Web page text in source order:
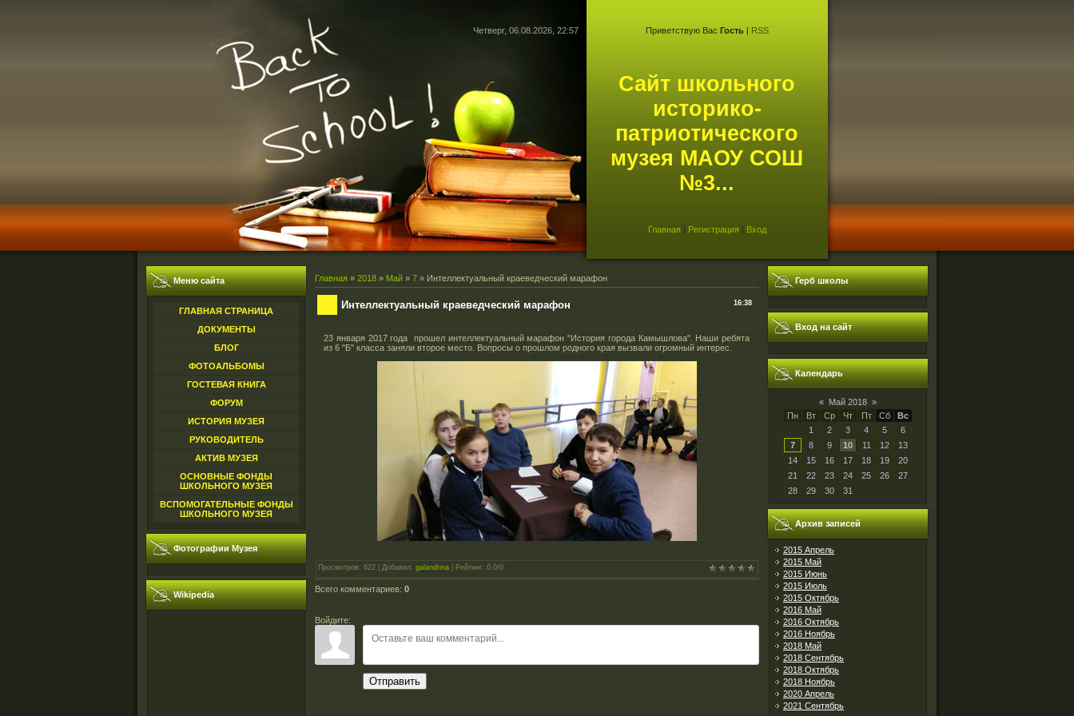
Четверг, 06.08.2026, 22:57 Приветствую Вас Гость| RSS
Сайт школьного
историко-
патриотического
музея МАОУ СОШ
№3...
Главная | Регистрация | Вход
Меню сайта
ГЛАВНАЯ СТРАНИЦА
ДОКУМЕНТЫ
БЛОГ
ФОТОАЛЬБОМЫ
ГОСТЕВАЯ КНИГА
ФОРУМ
ИСТОРИЯ МУЗЕЯ
РУКОВОДИТЕЛЬ
АКТИВ МУЗЕЯ
ОСНОВНЫЕ ФОНДЫ
ШКОЛЬНОГО МУЗЕЯ
ВСПОМОГАТЕЛЬНЫЕ ФОНДЫ
ШКОЛЬНОГО МУЗЕЯ
Фотографии Музея
Wikipedia
Главная » 2018 » Май » 7 » Интеллектуальный краеведческий марафон
16:38
Интеллектуальный краеведческий марафон
23 января 2017 года прошел интеллектуальный марафон "История города Камышлова". Наши ребята
из 6 "Б" класса заняли второе место. Вопросы о прошлом родного края вызвали огромный интерес.
Просмотров: 622 Добавил: galandrina Рейтинг: 0.0/0
Всего комментариев: 0
Войдите:
Отправить
Герб школы
Вход на сайт
Календарь
« Май 2018 »
Пн
Вт Ср Чт Пт Сб
Вс
1
2 3 4 5
6
7
8 9 10 11 12
13
14
15 16 17 18 19
20
21
22 23 24 25 26
27
28
29 30 31
Архив записей
2015 Апрель
2015 Май
2015 Июнь
2015 Июль
2015 Октябрь
2016 Май
2016 Октябрь
2016 Ноябрь
2018 Май
2018 Сентябрь
2018 Октябрь
2018 Ноябрь
2020 Апрель
2021 Сентябрь